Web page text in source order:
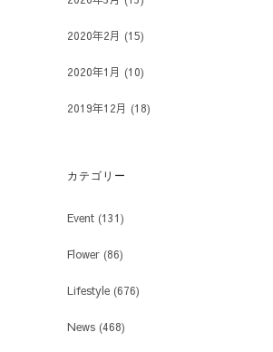
2020年2月 (15)
2020年1月 (10)
2019年12月 (18)
カテゴリー
Event (131)
Flower (86)
Lifestyle (676)
News (468)